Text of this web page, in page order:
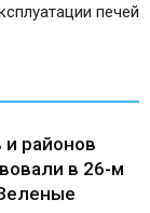
печей
районов
в 26-м